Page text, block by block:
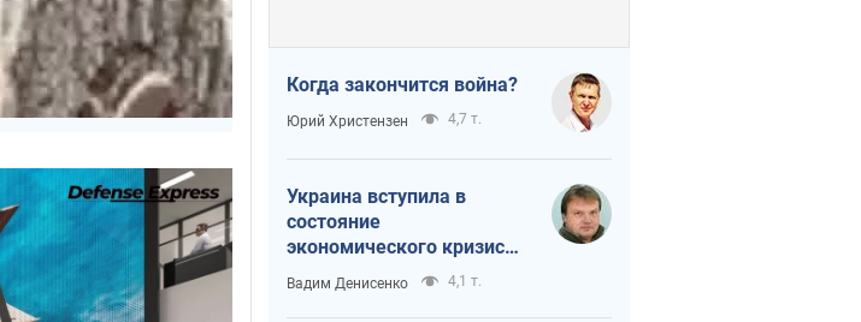
Когда закончится война?
Юрий Христензен 4,7 т.
Украина вступила в
состояние
экономического кризиса.
Есть ли свет в конце
туннеля?
Вадим Денисенко 4,1 т.